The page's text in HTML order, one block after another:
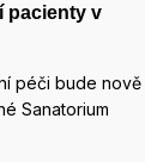
pacienty v
péči bude nově
Sanatorium